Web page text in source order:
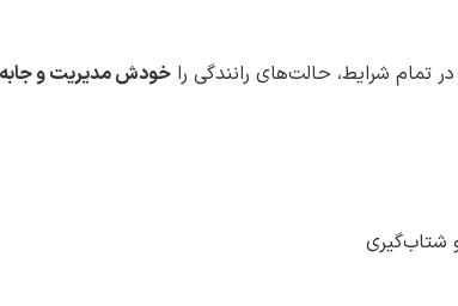
تمام شرایط، حالت‌های رانندگی را خودش مدیریت و
شتاب‌گیری